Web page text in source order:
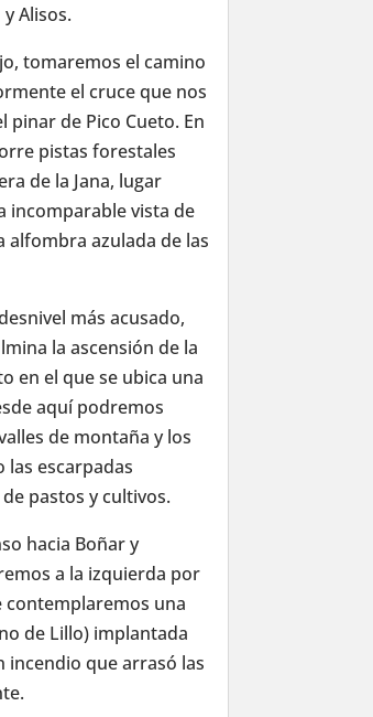
Alisos.
tomaremos el camino
el cruce que nos
pinar de Pico Cueto. En
pistas forestales
de la Jana, lugar
incomparable vista de
alfombra azulada de las
más acusado,
la ascensión de la
en el que se ubica una
aquí podremos
de montaña y los
escarpadas
pastos y cultivos.
hacia Boñar y
a la izquierda por
contemplaremos una
de Lillo) implantada
incendio que arrasó las